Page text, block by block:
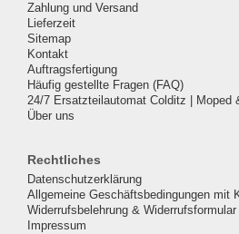
Zahlung und Versand
Lieferzeit
Sitemap
Kontakt
Auftragsfertigung
Häufig gestellte Fragen (FAQ)
24/7 Ersatzteilautomat Colditz | Moped
Über uns
Rechtliches
Datenschutzerklärung
Allgemeine Geschäftsbedingungen mit
Widerrufsbelehrung & Widerrufsformular
Impressum